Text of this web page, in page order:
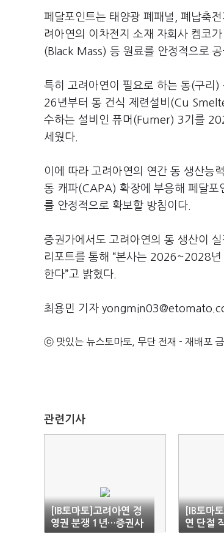
페달포인트는 태양광 폐패널, 폐납축
려아연의 이차전지 소재 자회사 켐코
(Black Mass) 등 원료를 안정적으로 공
특히 고려아연이 필요로 하는 동(구리
26년부터 동 건식 제련설비(Cu
수하는 설비인 퓨머(Fumer) 3기를
세웠다.
이에 따라 고려아연의 연간 동 생산
동 캐파(CAPA) 확장에 부응해 페달포
를 안정적으로 확보할 방침이다.
증권가에서도 고려아연의 동 생산이
리포트를 통해 “본사는 2026~2028
한다”고 밝혔다.
최용민 기자
ⓒ 맛있는 뉴스토마토, 무단 전재 - 재배포 금
관련기사
[IB토마토]고려아연 경
영권 분쟁 1년…증권사
희비 엇갈렸다
[IB토마
연 단절
확보 '총